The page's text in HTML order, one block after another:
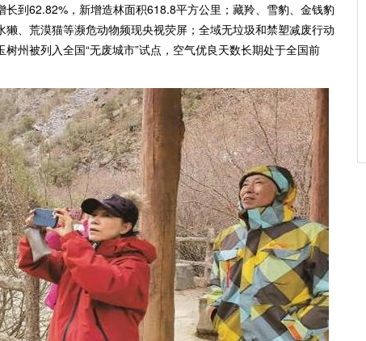
到62.82%，新增造林面积618.8平方公里；藏羚、雪豹、金钱豹
、荒漠猫等濒危动物频现央视荧屏；全域无垃圾和禁塑减废行动
树州被列入全国“无废城市”试点，空气优良天数长期处于全国前